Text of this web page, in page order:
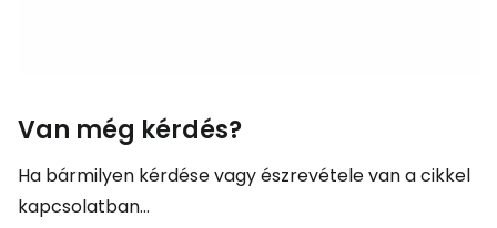
Van még kérdés?
Ha bármilyen kérdése vagy észrevétele van a cikkel
kapcsolatban...